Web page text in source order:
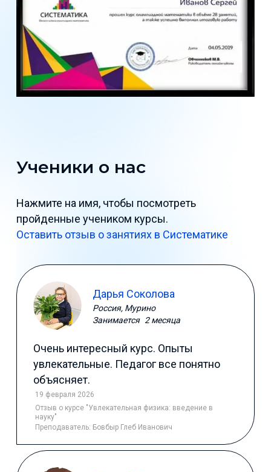
Ученики о нас
Нажмите на имя, чтобы посмотреть
пройденные учеником курсы.
Оставить отзыв о занятиях в Систематике
Дарья Соколова
Россия, Мурино
Занимается 2 месяца
Очень интересный курс. Опыты
увлекательные. Педагог все понятно
объясняет.
19 февраля 2026
Отзыв о курсе "Увлекательная физика: введение в
науку"
Преподаватель: Бовбыр Глеб Иванович